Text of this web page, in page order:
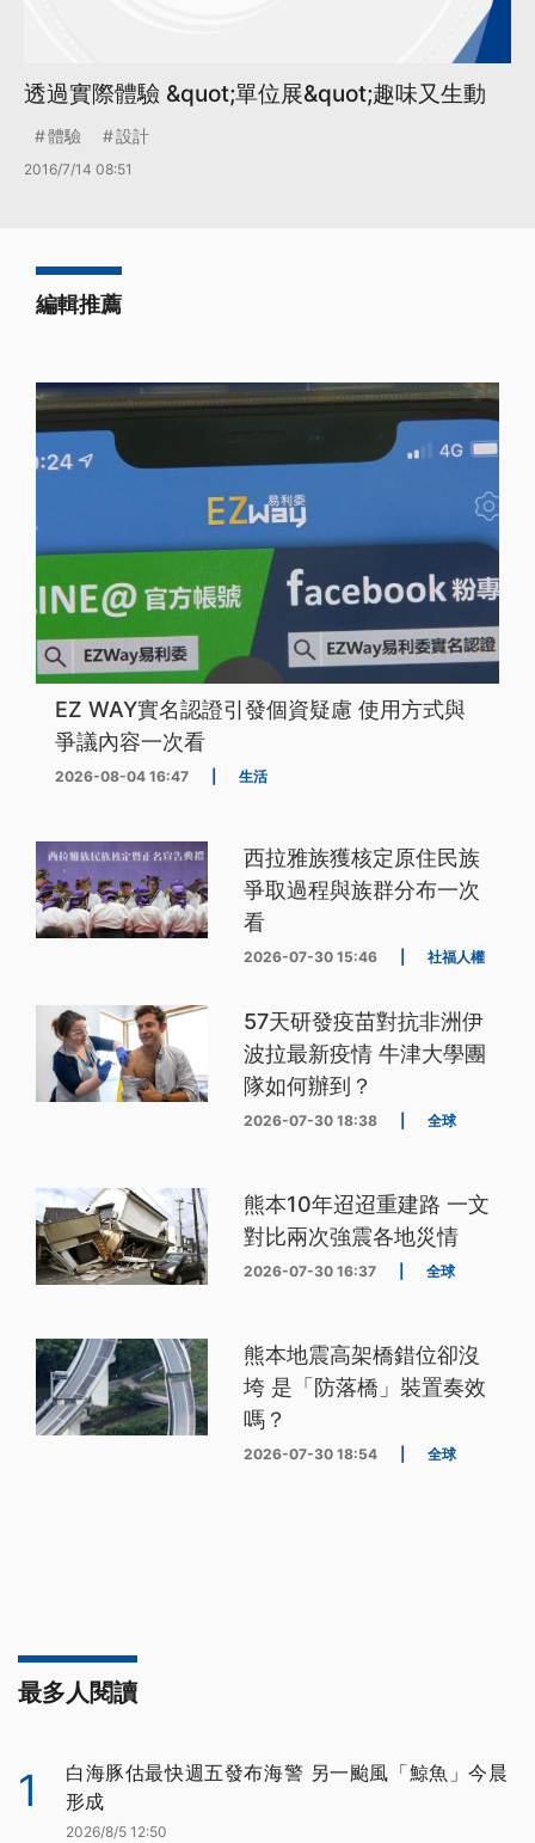
透過實際體驗 &quot;單位展&quot;趣味又生動
體驗 設計
2016/7/14 08:51
編輯推薦
EZ WAY實名認證引發個資疑慮 使用方式與
爭議內容一次看
2026-08-04 16:47 生活
西拉雅族獲核定原住民族
爭取過程與族群分布一次
看
2026-07-30 15:46 社福人權
57天研發疫苗對抗非洲伊
波拉最新疫情 牛津大學團
隊如何辦到？
2026-07-30 18:38 全球
熊本10年迢迢重建路 一文
對比兩次強震各地災情
2026-07-30 16:37 全球
熊本地震高架橋錯位卻沒
垮 是「防落橋」裝置奏效
嗎？
2026-07-30 18:54 全球
最多人閱讀
1
白海豚估最快週五發布海警 另一颱風「鯨魚」今晨
形成
2026/8/5 12:50